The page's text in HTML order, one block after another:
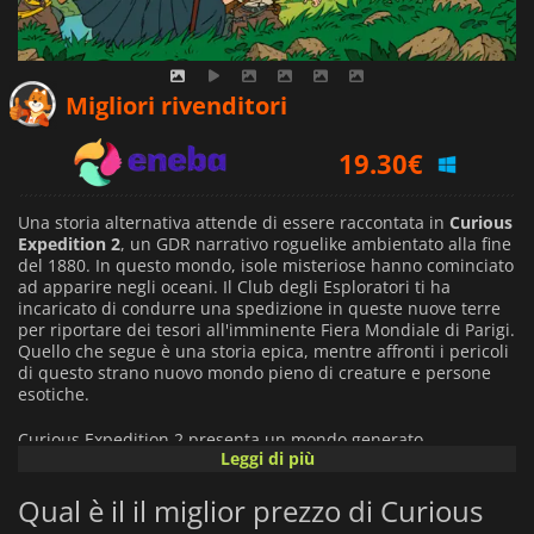
Migliori rivenditori
19.30€
18.17€
Una storia alternativa attende di essere raccontata in Curious
Expedition 2, un GDR narrativo roguelike ambientato alla fine
del 1880. In questo mondo, isole misteriose hanno cominciato
ad apparire negli oceani. Il Club degli Esploratori ti ha
incaricato di condurre una spedizione in queste nuove terre
per riportare dei tesori all'imminente Fiera Mondiale di Parigi.
Quello che segue è una storia epica, mentre affronti i pericoli
di questo strano nuovo mondo pieno di creature e persone
esotiche.
Curious Expedition 2 presenta un mondo generato
proceduralmente. Ogni gioco introduce nuovi ambienti da
rendere ogni spedizione unica. A seconda delle scelte che
fate nel gioco, i vostri personaggi incontreranno nuove
Leggi di più
Qual è il il miglior prezzo di Curious